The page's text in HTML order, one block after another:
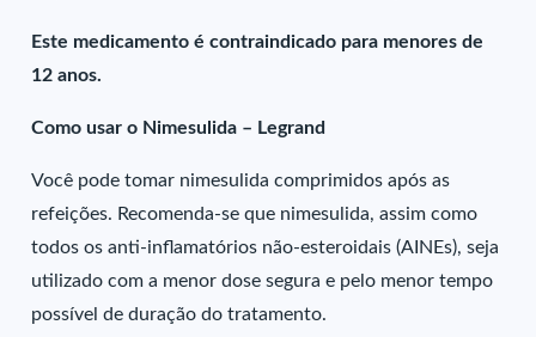
Este medicamento é contraindicado para menores de
12 anos.
Como usar o Nimesulida – Legrand
Você pode tomar nimesulida comprimidos após as
refeições. Recomenda-se que nimesulida, assim como
todos os anti-inflamatórios não-esteroidais (AINEs), seja
utilizado com a menor dose segura e pelo menor tempo
possível de duração do tratamento.